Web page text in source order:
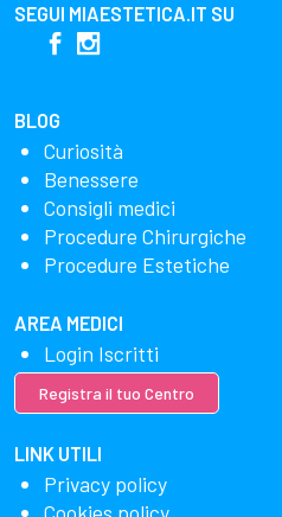
SEGUI MIAESTETICA.IT SU
BLOG
Curiosità
Benessere
Consigli medici
Procedure Chirurgiche
Procedure Estetiche
AREA MEDICI
Login Iscritti
Registra il tuo Centro
LINK UTILI
Privacy policy
Cookies policy